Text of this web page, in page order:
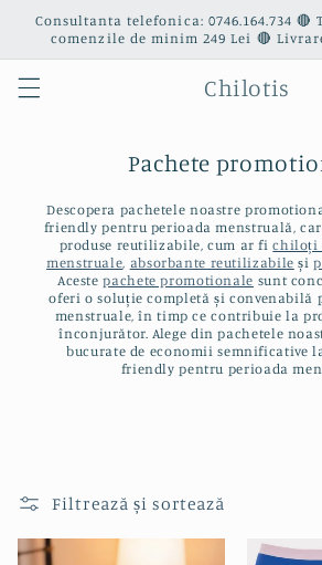
Salt la
conținut
Consultanta telefonica: 0746.164.734
comenzile de minim 249 Lei 🔴
Chilotis
Pachete
Descopera pachetele noastre
friendly pentru perioada menstruală,
produse reutilizabile, cum ar fichiloți
menstruale, absorbante reutilizabile și
Acestepachete promotionale sunt
oferi o soluție completă și convenabilă
menstruale, în timp ce contribuie la
înconjurător. Alege din pachetele
bucurate de economii semnificative
friendly pentru perioada
Filtrează și sortează